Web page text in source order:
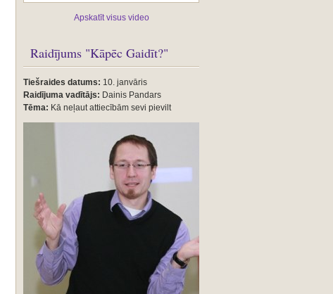
Apskatīt visus video
Raidījums "Kāpēc Gaidīt?"
Tiešraides datums: 10. janvāris
Raidījuma vadītājs: Dainis Pandars
Tēma: Kā neļaut attiecībām sevi pievilt